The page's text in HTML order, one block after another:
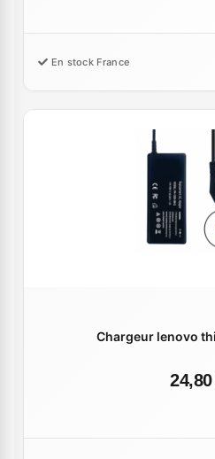
En stock France
Chargeur lenovo